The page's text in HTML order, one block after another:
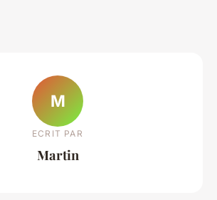
M
ECRIT PAR
Martin